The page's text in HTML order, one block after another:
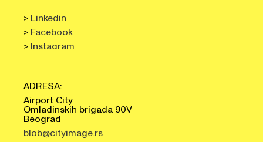
>Linkedin
>Facebook
>Instagram
ADRESA:
Airport City
Omladinskih brigada 90V
Beograd
blob@cityimage.rs